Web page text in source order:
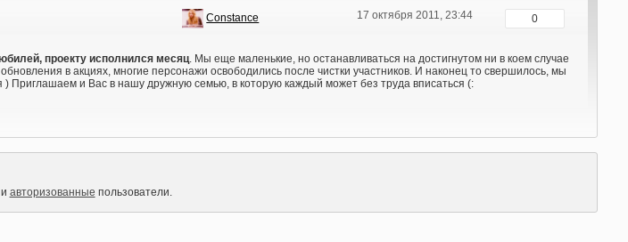
Constance 17 октября 2011, 23:44 0
проекту исполнился месяц. Мы еще маленькие, но останавливаться на достигнутом ни в коем случае
в акциях, многие персонажи освободились после чистки участников. И наконец то свершилось, мы
Приглашаем и Вас в нашу дружную семью, в которую каждый может без труда вписаться (:
и авторизованные пользователи.